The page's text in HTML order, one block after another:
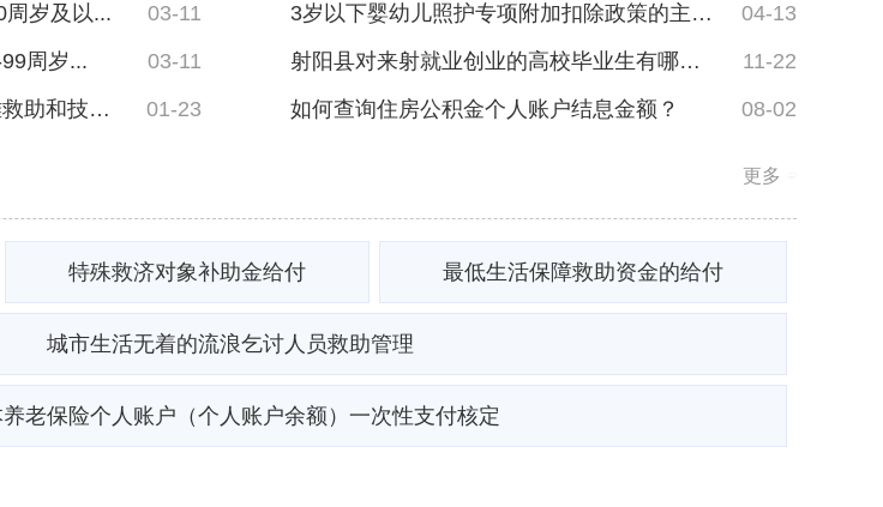
周岁及以...
03-11
周岁...
03-11
关于发放2024年第一批移民困难救助和技能培...
01-23
3岁以下婴幼儿照护专项附加扣除政策的主要内容...
04-13
射阳县对来射就业创业的高校毕业生有哪些财政补...
11-22
如何查询住房公积金个人账户结息金额？
08-02
更多
特殊救济对象补助金给付 最低生活保障救助资金的给付
城市生活无着的流浪乞讨人员救助管理
老保险个人账户（个人账户余额）一次性支付核定